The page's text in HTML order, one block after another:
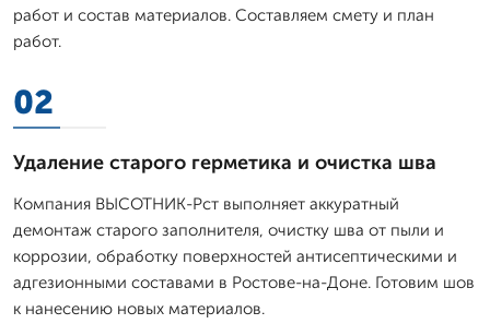
работ и состав материалов. Составляем смету и план
работ.
02
Удаление старого герметика и очистка шва
Компания ВЫСОТНИК-Рст выполняет аккуратный
демонтаж старого заполнителя, очистку шва от пыли и
коррозии, обработку поверхностей антисептическими и
адгезионными составами в Ростове-на-Доне. Готовим шов
к нанесению новых материалов.